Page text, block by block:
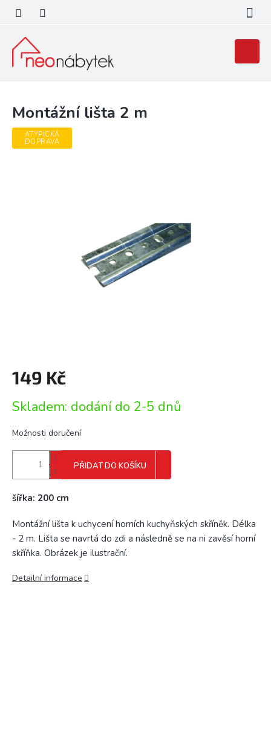
obsah
košík
Montážní lišta 2 m
ATYPICKÁ
DOPRAVA
149 Kč
cena:
Skladem: dodání do 2-5 dnů
Možnosti doručení
PŘIDAT DO KOŠÍKU
šířka: 200 cm
Montážní lišta k uchycení horních kuchyňských skříněk. Délka
- 2 m. Lišta se navrtá do zdi a následně se na ni zavěsí horní
skříňka. Obrázek je ilustrační.
Detailní informace